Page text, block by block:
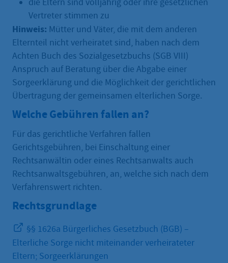
Vertreter stimmen zu
Hinweis: Mütter und Väter, die mit dem anderen
Elternteil nicht verheiratet sind, haben nach dem
Achten Buch des Sozialgesetzbuchs (SGB VIII)
Anspruch auf Beratung über die Abgabe einer
Sorgeerklärung und die Möglichkeit der gerichtlichen
Übertragung der gemeinsamen elterlichen Sorge.
Welche Gebühren fallen an?
Für das gerichtliche Verfahren fallen
Gerichtsgebühren, bei Einschaltung einer
Rechtsanwältin oder eines Rechtsanwalts auch
Rechtsanwaltsgebühren, an, welche sich nach dem
Verfahrenswert richten.
Rechtsgrundlage
§§ 1626a Bürgerliches Gesetzbuch (BGB) –
Elterliche Sorge nicht miteinander verheirateter
Eltern; Sorgeerklärungen